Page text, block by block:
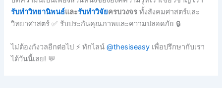
รับทำวิทยานิพนธ์และรับทำวิจัยครบวงจร ทั้งสังคมศาสตร์และ
วิทยาศาสตร์ ✅ รับประกันคุณภาพและความปลอดภัย 🔒
ไม่ต้องกังวลอีกต่อไป ⚡ ทักไลน์@thesiseasy เพื่อปรึกษากับเรา
ได้วันนี้เลย! 💬